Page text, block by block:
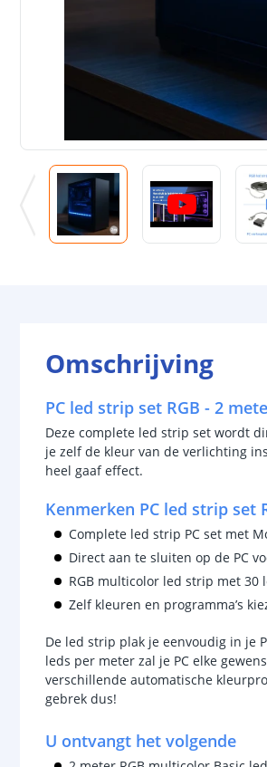
Omschrijving
PC led strip set RGB - 2
Deze complete led strip set wordt
je zelf de kleur van de verlichting
heel gaaf effect.
Kenmerken PC led strip set
Complete led strip PC set met
Direct aan te sluiten op de PC
RGB multicolor led strip met 30
Zelf kleuren en programma’s
De led strip plak je eenvoudig in je
leds per meter zal je PC elke
verschillende automatische
gebrek dus!
U ontvangt het volgende